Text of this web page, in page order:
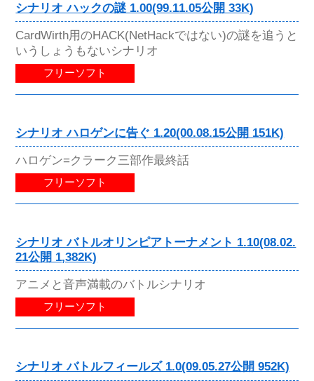
シナリオ ハックの謎 1.00(99.11.05公開 33K)
CardWirth用のHACK(NetHackではない)の謎を追うと
いうしょうもないシナリオ
フリーソフト
シナリオ ハロゲンに告ぐ 1.20(00.08.15公開 151K)
ハロゲン=クラーク三部作最終話
フリーソフト
シナリオ バトルオリンピアトーナメント 1.10(08.02.
21公開 1,382K)
アニメと音声満載のバトルシナリオ
フリーソフト
シナリオ バトルフィールズ 1.0(09.05.27公開 952K)